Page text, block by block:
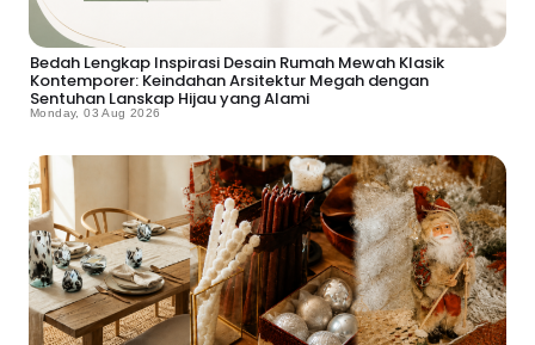
Bedah Lengkap Inspirasi Desain Rumah Mewah Klasik
Kontemporer: Keindahan Arsitektur Megah dengan
Sentuhan Lanskap Hijau yang Alami
Monday, 03 Aug 2026